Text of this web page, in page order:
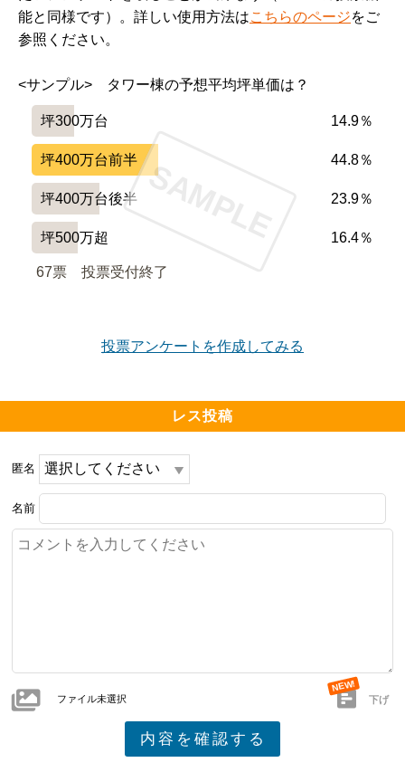
能と同様です）。詳しい使用方法はこちらのページをご
参照ください。
<サンプル>　タワー棟の予想平均坪単価は？
坪300万台 14.9％
坪400万台前半 44.8％
坪400万台後半 23.9％
坪500万超 16.4％
67票 投票受付終了
SAMPLE
投票アンケートを作成してみる
レス投稿
匿名
名前
ファイル未選択 下げ